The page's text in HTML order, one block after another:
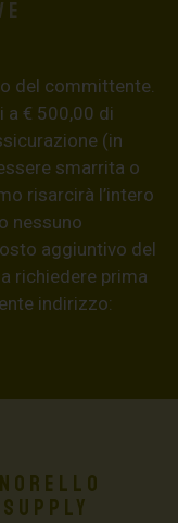
del committente.
a € 500,00 di
(in
smarrita o
risarcirà l’intero
nessuno
aggiuntivo del
richiedere prima
indirizzo: